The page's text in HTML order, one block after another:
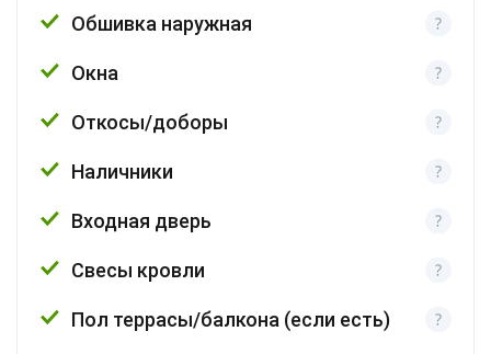
Обшивка наружная
Окна
Откосы/доборы
Наличники
Входная дверь
Свесы кровли
Пол террасы/балкона (если есть)